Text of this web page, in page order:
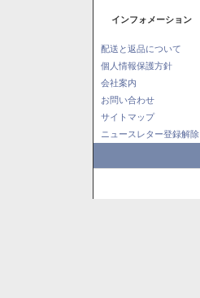
インフォメーション
配送と返品について
個人情報保護方針
会社案内
お問い合わせ
サイトマップ
ニュースレター登録解除